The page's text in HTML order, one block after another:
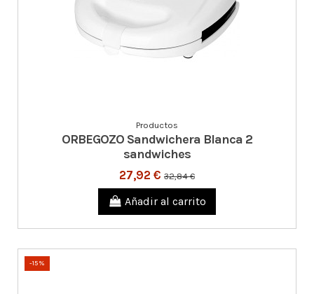
Productos
ORBEGOZO Sandwichera Blanca 2
sandwiches
27,92 € 32,84 €
Añadir al carrito
-15%